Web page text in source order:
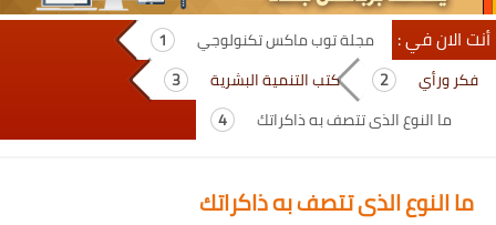
أنت الان في :
مجلة توب ماكس تكنولوجي
فكر ورأي
كتب التنمية البشرية
ما النوع الذى تتصف به ذاكراتك
ما النوع الذى تتصف به ذاكراتك